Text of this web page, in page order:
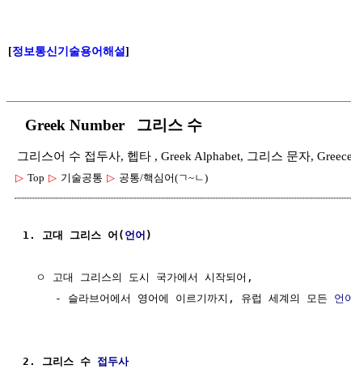
[정보통신기술용어해설]
Greek Number 그리스 수
그리스어 수 접두사, 헵타 , Greek Alphabet, 그리스 문자,
▷ Top ▷ 기술공통 ▷ 공통/핵심어(ㄱ~ㄴ)
1. 고대 그리스 어( 언어 )
  ㅇ 고대 그리스의 도시 국가에서 시작되어,
     - 슬라브어에서 영어에 이르기까지, 유럽 세계의 모든
언
2. 그리스 수 접두사